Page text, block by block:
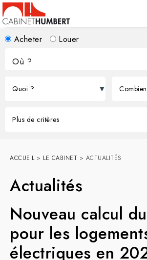
Acheter Louer
ACCUEIL> LE CABINET > ACTUALITÉS
Actualités
Nouveau calcul
pour les
électriques en